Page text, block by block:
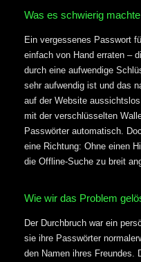
Was es schwierig machte
Ein vergessenes Passwort
einfach von Hand erraten –
durch eine aufwendige
sehr aufwendig ist und das
auf der Website
mit der verschlüsselten
Passwörter automatisch.
eine Richtung: Ohne einen
die Offline-Suche zu breit
Wie wir das Problem
Der Durchbruch war ein
sie ihre Passwörter
den Namen ihres Freundes.